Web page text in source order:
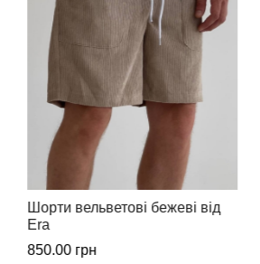
Шорти вельветові коричневі
від Era
850.00 грн